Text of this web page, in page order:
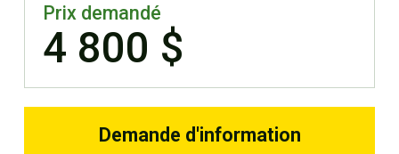
Prix demandé
4 800 $
Demande d'information